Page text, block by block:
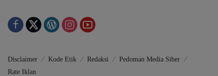
Disclaimer Kode Etik Redaksi
Pedoman Media Siber
Rate Iklan